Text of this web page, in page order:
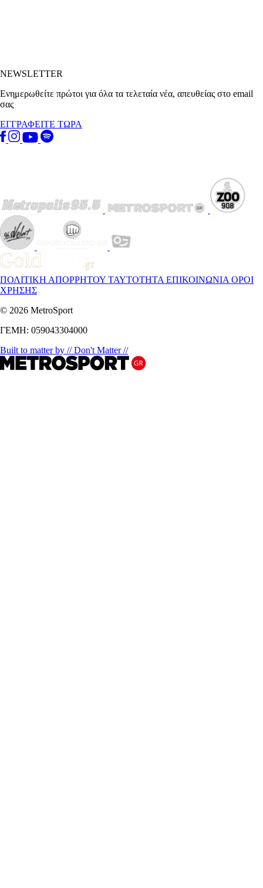
NEWSLETTER
Ενημερωθείτε πρώτοι για όλα τα τελεταία νέα, απευθείας στο email
σας
ΕΓΓΡΑΦΕΙΤΕ ΤΩΡΑ
ΠΟΛΙΤΙΚΗ ΑΠΟΡΡΗΤΟΥ ΤΑΥΤΟΤΗΤΑ ΕΠΙΚΟΙΝΩΝΙΑ ΟΡΟΙ
ΧΡΗΣΗΣ
© 2026 MetroSport
ΓΕΜΗ: 059043304000
Built to matter by // Don't Matter //